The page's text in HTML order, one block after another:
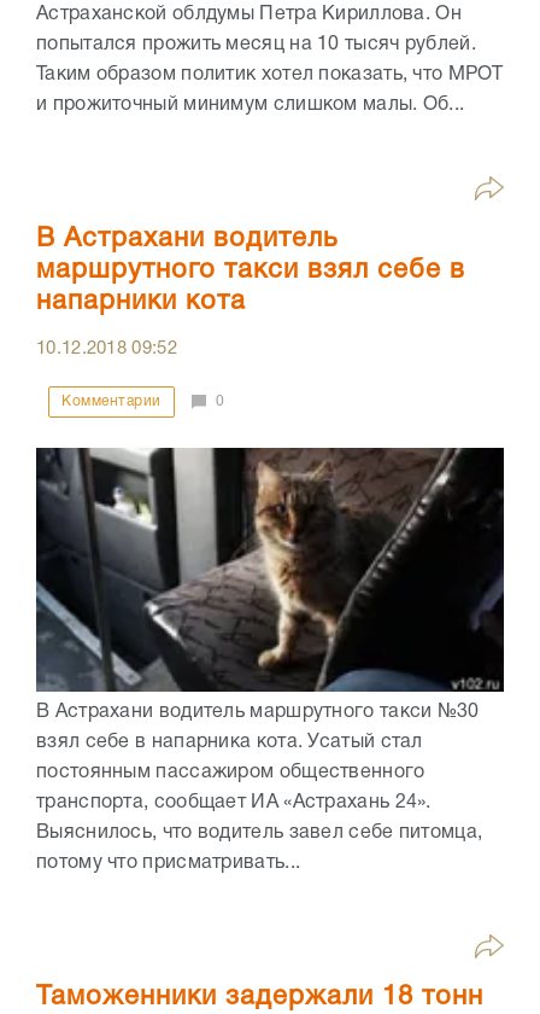
Астраханской облдумы Петра Кириллова. Он
попытался прожить месяц на 10 тысяч рублей.
Таким образом политик хотел показать, что МРОТ
и прожиточный минимум слишком малы. Об...
В Астрахани водитель
маршрутного такси взял себе в
напарники кота
10.12.201809:52
Комментарии 0
В Астрахани водитель маршрутного такси №30
взял себе в напарника кота. Усатый стал
постоянным пассажиром общественного
транспорта, сообщает ИА «Астрахань 24».
Выяснилось, что водитель завел себе питомца,
потому что присматривать...
Таможенники задержали 18 тонн